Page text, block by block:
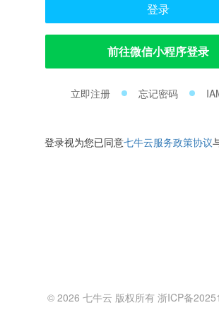
登录
前往微信小程序登录
立即注册 忘记密码
登录视为您已同意七牛云服务政策协议
© 2026 七牛云 版权所有 浙ICP备